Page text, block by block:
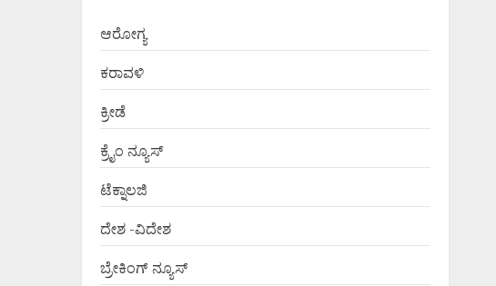
ಆರೋಗ್ಯ
ಕರಾವಳಿ
ಕ್ರೀಡೆ
ಕ್ರೈಂ ನ್ಯೂಸ್
ಟೆಕ್ನಾಲಜಿ
ದೇಶ -ವಿದೇಶ
ಬ್ರೇಕಿಂಗ್ ನ್ಯೂಸ್